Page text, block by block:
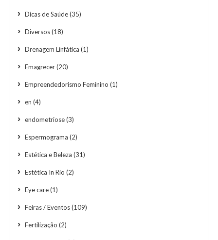
Dicas de Saúde(35)
Diversos(18)
Drenagem Linfática (1)
Emagrecer(20)
Empreendedorismo Feminino (1)
en (4)
endometriose(3)
Espermograma (2)
Estética e Beleza (31)
Estética In Rio (2)
Eye care(1)
Feiras / Eventos(109)
Fertilização (2)